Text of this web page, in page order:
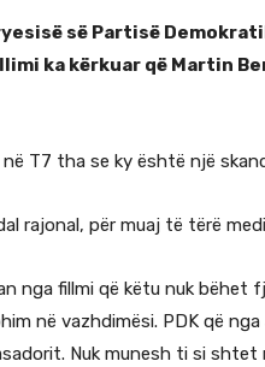
së Partisë
ka kërkuar që Martin
në T7 tha se ky është një
rajonal, për muaj të tërë
nga fillmi që këtu nuk bëhet
në vazhdimësi. PDK që
Nuk munesh ti si